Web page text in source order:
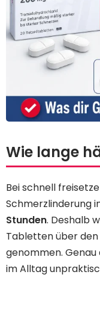
Wie lange
Bei schnell
Schmerzlinderung
Stunden. Deshalb
Tabletten über
genommen. Genau
im Alltag